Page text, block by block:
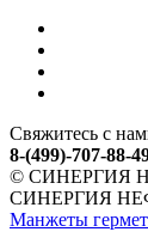
Свяжитесь с
8-(499)-707-88-
© СИНЕРГИЯ
СИНЕРГИЯ
Манжеты